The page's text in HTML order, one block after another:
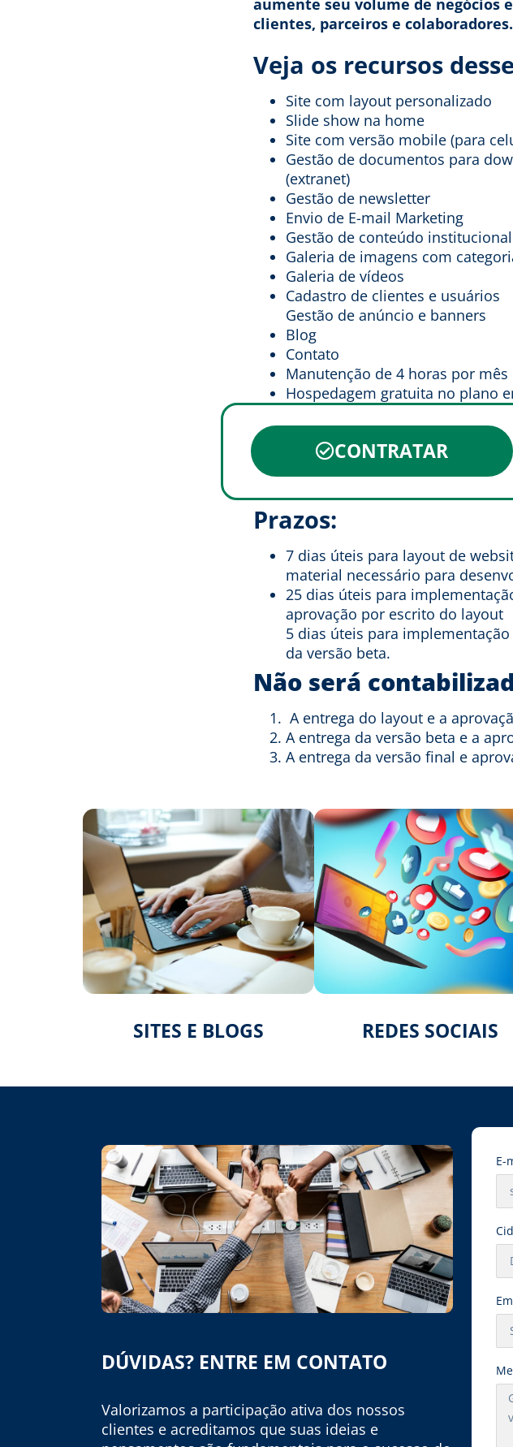
aumente seu volume de negócios
clientes, parceiros e colaboradores.
Veja os recursos
Site com layout personalizado
Slide show na home
Site com versão mobile (para
Gestão de documentos para
(extranet)
Gestão de newsletter
Envio de E-mail Marketing
Gestão de conteúdo
Galeria de imagens com
Galeria de vídeos
Cadastro de clientes e usuários
Gestão de anúncio e banners
Blog
Contato
Manutenção de 4 horas por mês
Hospedagem gratuita no plano
CONTRATAR
Prazos:
7 dias úteis para layout de
material necessário para
25 dias úteis para
aprovação por escrito do layout
5 dias úteis para
da versão beta.
Não será
A entrega do layout e a
A entrega da versão beta e a
A entrega da versão final e
SITES E BLOGS REDES SOCIAIS
DÚVIDAS? ENTRE EM CONTATO
Valorizamos a participação ativa dos nossos
clientes e acreditamos que suas ideias e
E-